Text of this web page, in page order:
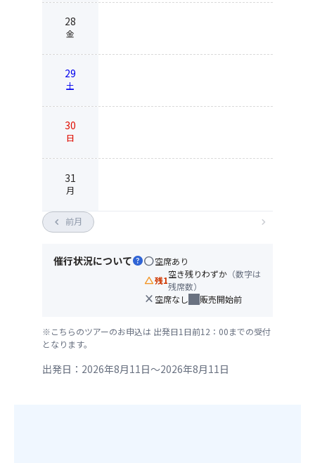
28
金
29
土
30
日
31
月
chevron_left 前月 chevron_right
催行状況についてhelpcircle空席あり
change_history残1
空き残りわずか （数字は
残席数）
close 空席なし 販売開始前
※こちらのツアーのお申込は 出発日1日前12：00までの受付
となります。
出発日：2026年8月11日～2026年8月11日